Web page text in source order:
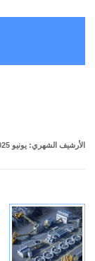
الأرشيف الشهري: يونيو 2025